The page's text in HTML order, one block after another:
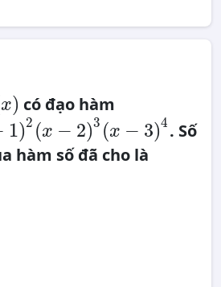
x) có đạo hàm
1)2 (x − 2)3 (x − 3)4 . Số
hàm số đã cho là